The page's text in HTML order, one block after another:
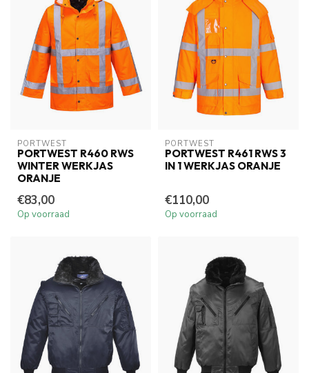
PORTWEST
PORTWEST R460 RWS
WINTER WERKJAS
ORANJE
€83,00
Op voorraad
PORTWEST
PORTWEST R461 RWS 3
IN 1 WERKJAS ORANJE
€110,00
Op voorraad